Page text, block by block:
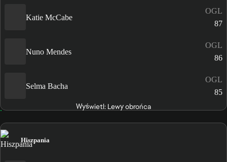
Katie McCabe
OGL
87
Nuno Mendes
OGL
86
Selma Bacha
OGL
85
Wyświetl: Lewy obrońca
Hiszpania